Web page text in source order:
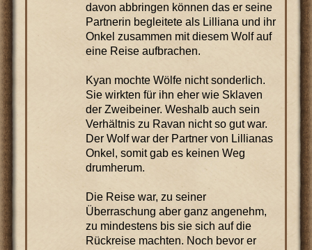
davon abbringen können das er seine
Partnerin begleitete als Lilliana und ihr
Onkel zusammen mit diesem Wolf auf
eine Reise aufbrachen.
Kyan mochte Wölfe nicht sonderlich.
Sie wirkten für ihn eher wie Sklaven
der Zweibeiner. Weshalb auch sein
Verhältnis zu Ravan nicht so gut war.
Der Wolf war der Partner von Lillianas
Onkel, somit gab es keinen Weg
drumherum.
Die Reise war, zu seiner
Überraschung aber ganz angenehm,
zu mindestens bis sie sich auf die
Rückreise machten. Noch bevor er